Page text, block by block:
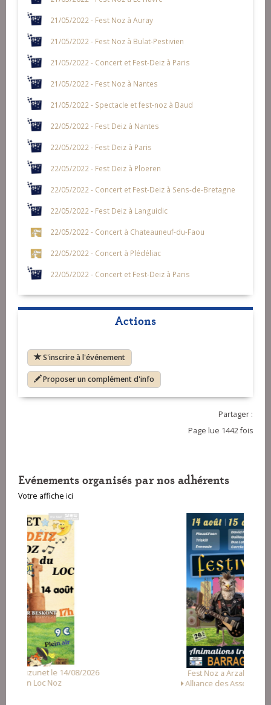
21/05/2022 - Fest Noz à Auray
21/05/2022 - Fest Noz à Bulat-Pestivien
21/05/2022 - Concert et Fest-Deiz à Paris
21/05/2022 - Fest Noz à Nantes
21/05/2022 - Spectacle et fest-noz à Baud
22/05/2022 - Fest Deiz à Nantes
22/05/2022 - Fest Deiz à Paris
22/05/2022 - Fest Deiz à Ploeren
22/05/2022 - Concert et Fest-Deiz à Sens-de-Bretagne
22/05/2022 - Fest Deiz à Languidic
22/05/2022 - Concert à Chateauneuf-du-Faou
22/05/2022 - Concert à Plédéliac
22/05/2022 - Concert et Fest-Deiz à Paris
Actions
S'inscrire à l'événement
Proposer un complément d'info
Partager :
Page lue 1442 fois
Evénements organisés par nos adhérents
Votre affiche ici
Fest Noz a Arzal le 15/08/2026
Alliance des Associations d'Arzal